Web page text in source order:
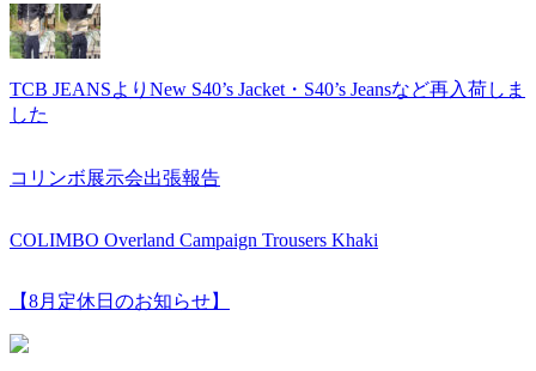
TCB JEANSよりNew S40’s Jacket・S40’s Jeansなど再入荷しま
した
コリンボ展示会出張報告
COLIMBO Overland Campaign Trousers Khaki
【8月定休日のお知らせ】